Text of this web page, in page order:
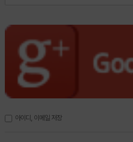
아이디, 이메일 저장